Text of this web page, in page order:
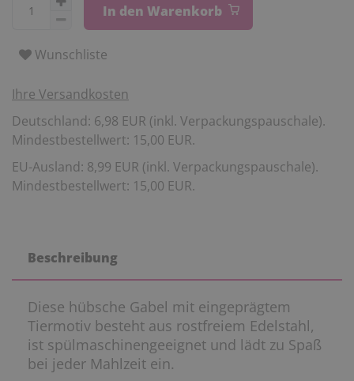
In den Warenkorb
Wunschliste
Ihre Versandkosten
Deutschland: 6,98 EUR (inkl. Verpackungspauschale).
Mindestbestellwert: 15,00 EUR.
EU-Ausland: 8,99 EUR (inkl. Verpackungspauschale).
Mindestbestellwert: 15,00 EUR.
Beschreibung
Diese hübsche Gabel mit eingeprägtem
Tiermotiv besteht aus rostfreiem Edelstahl,
ist spülmaschinengeeignet und lädt zu Spaß
bei jeder Mahlzeit ein.